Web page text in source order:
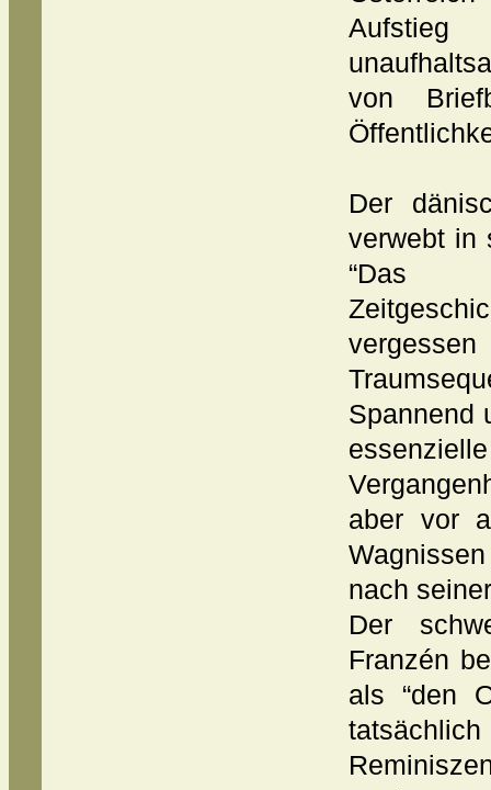
Aufstieg
von
Der
verwebt in
“Das
Spannend
aber vor
nach
Der
Franzén
als “den